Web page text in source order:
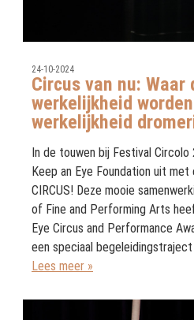
24-10-2024
Circus van nu: Waar
werkelijkheid
werkelijkheid
In de touwen bij Festival
Keep an Eye Foundation uit met
CIRCUS! Deze mooie
of Fine and Performing Arts
Eye Circus and Performance
een speciaal
Lees meer »